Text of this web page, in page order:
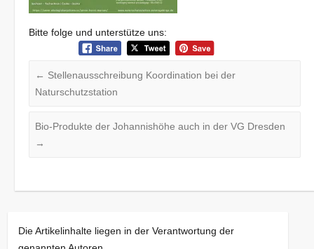
Bitte folge und unterstütze uns:
← Stellenausschreibung Koordination bei der
Naturschutzstation
Bio-Produkte der Johannishöhe auch in der VG Dresden
→
Die Artikelinhalte liegen in der Verantwortung der